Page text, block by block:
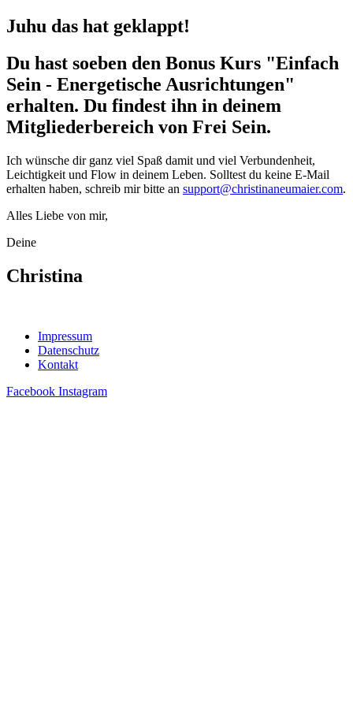
Juhu das hat geklappt!
Du hast soeben den Bonus Kurs "Einfach
Sein - Energetische Ausrichtungen"
erhalten. Du findest ihn in deinem
Mitgliederbereich von Frei Sein.
Ich wünsche dir ganz viel Spaß damit und viel Verbundenheit,
Leichtigkeit und Flow in deinem Leben. Solltest du keine E-Mail
erhalten haben, schreib mir bitte an support@christinaneumaier.com.
Alles Liebe von mir,
Deine
Christina
Impressum
Datenschutz
Kontakt
Facebook Instagram